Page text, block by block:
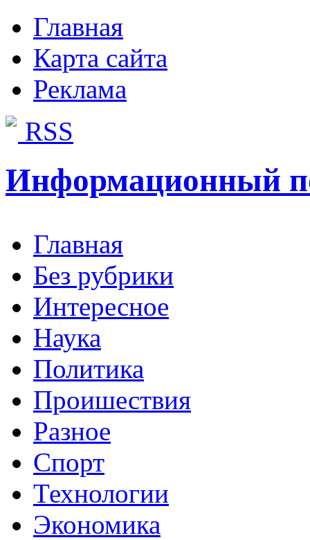
Главная
Карта сайта
Реклама
RSS
Информационный
Главная
Без рубрики
Интересное
Наука
Политика
Проишествия
Разное
Спорт
Технологии
Экономика